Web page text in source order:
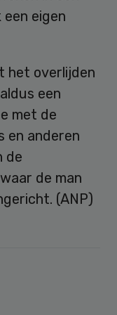
een eigen
het overlijden
een
met de
en anderen
de
de man
(ANP)